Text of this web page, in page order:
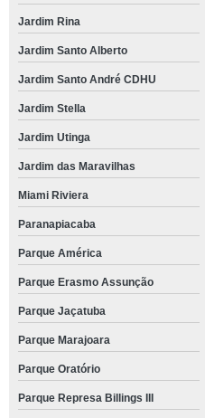
Jardim Rina
Jardim Santo Alberto
Jardim Santo André CDHU
Jardim Stella
Jardim Utinga
Jardim das Maravilhas
Miami Riviera
Paranapiacaba
Parque América
Parque Erasmo Assunção
Parque Jaçatuba
Parque Marajoara
Parque Oratório
Parque Represa Billings III